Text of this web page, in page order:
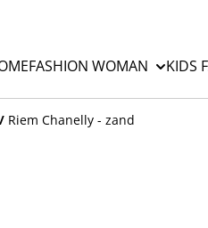
FASHION WOMAN KIDS
/ Riem Chanelly - zand